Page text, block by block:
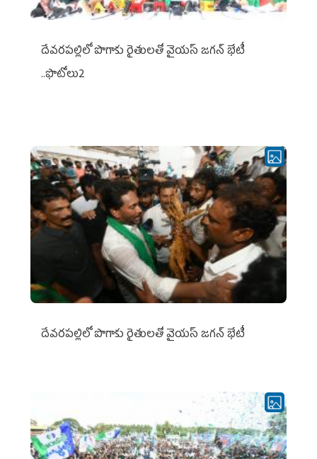
దేవరపల్లిలో పొగాకు రైతులతో వైయస్ జగన్ భేటీ
..ఫొటోలు2
దేవరపల్లిలో పొగాకు రైతులతో వైయస్ జగన్ భేటీ